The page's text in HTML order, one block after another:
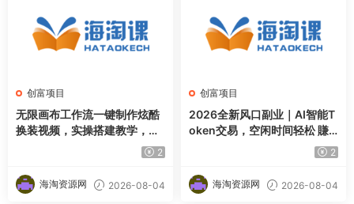
创富项目
无限画布工作流一键制作炫酷
换装视频，实操搭建教学，学
完你也能快速制作各种带货视2
海淘资源网 2026-08-04
创富项目
2026全新风口副业｜AI智能T
oken交易，空闲时间轻松 賺
收益，无需全天盯盘【揭秘】2
海淘资源网 2026-08-04